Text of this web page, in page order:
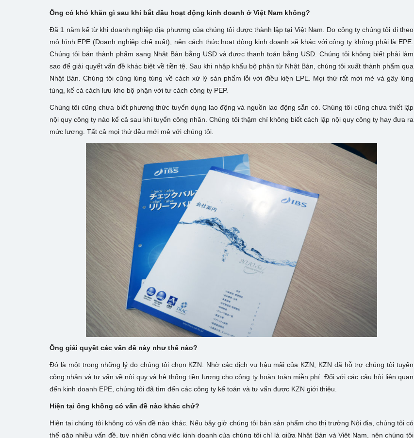
Ông có khó khăn gì sau khi bắt đầu hoạt động kinh doanh ở Việt Nam không?
Đã 1 năm kể từ khi doanh nghiệp địa phương của chúng tôi được thành lập tại Việt Nam. Do công ty chúng tôi đi theo
mô hình EPE (Doanh nghiệp chế xuất), nên cách thức hoạt động kinh doanh sẽ khác với công ty không phải là EPE.
Chúng tôi bán thành phẩm sang Nhật Bản bằng USD và được thanh toán bằng USD. Chúng tôi không biết phải làm
sao để giải quyết vấn đề khác biệt về tiền tệ. Sau khi nhập khẩu bộ phận từ Nhật Bản, chúng tôi xuất thành phẩm qua
Nhật Bản. Chúng tôi cũng lúng túng về cách xử lý sản phẩm lỗi với điều kiện EPE. Mọi thứ rất mới mẻ và gây lúng
túng, kể cả cách lưu kho bộ phận với tư cách công ty PEP.
Chúng tôi cũng chưa biết phương thức tuyển dụng lao động và nguồn lao động sẵn có. Chúng tôi cũng chưa thiết lập
nội quy công ty nào kể cả sau khi tuyển công nhân. Chúng tôi thậm chí không biết cách lập nội quy công ty hay đưa ra
mức lương. Tất cả mọi thứ đều mới mẻ với chúng tôi.
Ông giải quyết các vấn đề này như thế nào?
Đó là một trong những lý do chúng tôi chọn KZN. Nhờ các dịch vụ hậu mãi của KZN, KZN đã hỗ trợ chúng tôi tuyển
công nhân và tư vấn về nội quy và hệ thống tiền lương cho công ty hoàn toàn miễn phí. Đối với các câu hỏi liên quan
đến kinh doanh EPE, chúng tôi đã tìm đến các công ty kế toán và tư vấn được KZN giới thiệu.
Hiện tại ông không có vấn đề nào khác chứ?
Hiện tại chúng tôi không có vấn đề nào khác. Nếu bây giờ chúng tôi bán sản phẩm cho thị trường Nội địa, chúng tôi có
thể gặp nhiều vấn đề, tuy nhiên công việc kinh doanh của chúng tôi chỉ là giữa Nhật Bản và Việt Nam, nên chúng tôi